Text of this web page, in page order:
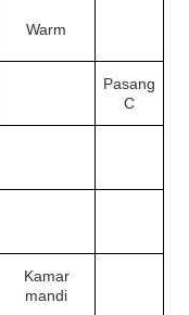
Warm
Pasang
C
Kamar
mandi